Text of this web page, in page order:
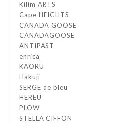
Kilim ARTS
Cape HEIGHTS
CANADA GOOSE
CANADAGOOSE
ANTIPAST
enrica
KAORU
Hakuji
SERGE de bleu
HEREU
PLOW
STELLA CIFFON